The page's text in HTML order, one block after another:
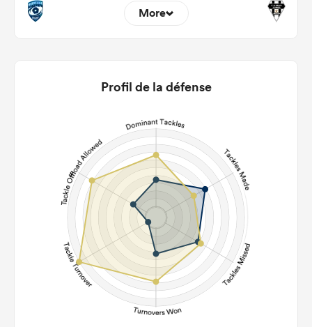
More
22m Conversion
Carries
Kicks
Post Contact Meters
Profil de la défense